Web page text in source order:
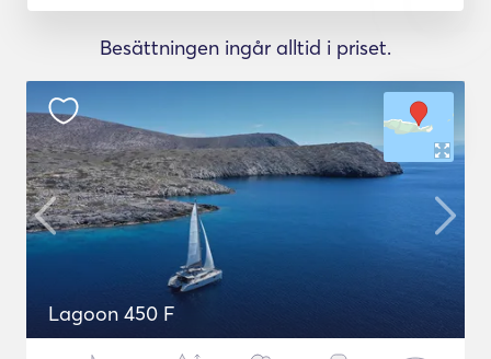
Besättningen ingår alltid i priset.
Lagoon 450 F